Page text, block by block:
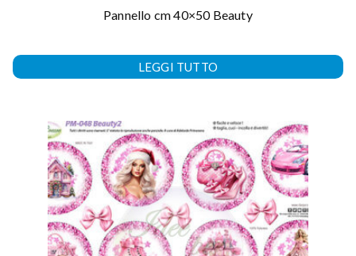
Pannello cm 40×50 Beauty
LEGGI TUTTO